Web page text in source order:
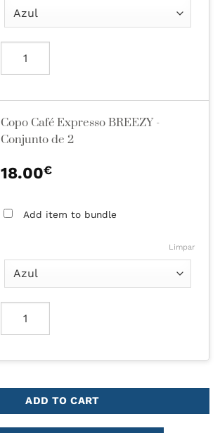
Copo Café Expresso BREEZY -
Conjunto de 2
18.00€
Add item to bundle
Limpar
ADD TO CART